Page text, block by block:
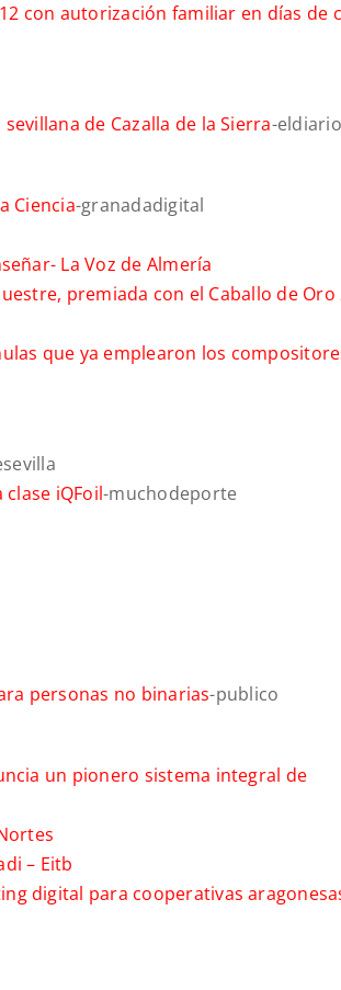
con autorización familiar en días de
de Cazalla de la Sierra-eldiario
Ciencia-granadadigital
La Voz de Almería
premiada con el Caballo de Oro
que ya emplearon los
iQFoil-muchodeporte
personas no binarias-publico
un pionero sistema integral de
– Eitb
digital para cooperativas